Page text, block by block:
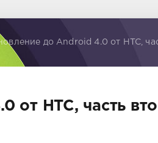
до Android 4.0 от HTC,
от HTC, часть